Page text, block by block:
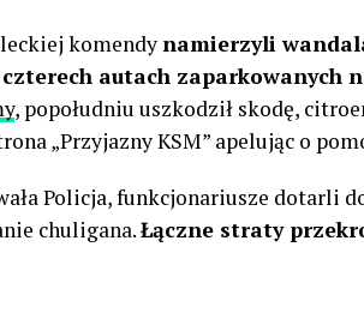
komendynamierzyli
autach zaparkowanych
, popołudniu uszkodził skodę,
„Przyjazny KSM” apelując o
Policja, funkcjonariusze dotarli
chuligana.Łączne straty